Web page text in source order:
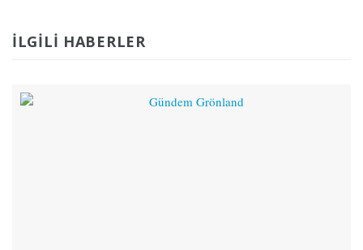
İLGILI HABERLER